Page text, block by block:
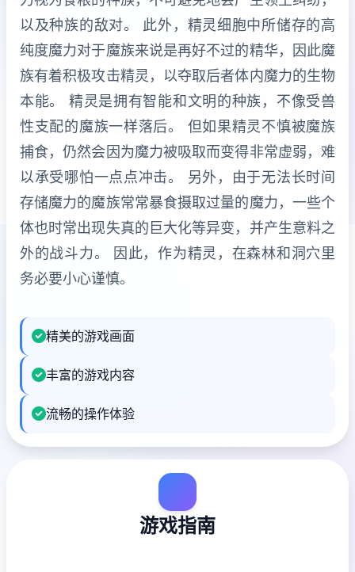
以及种族的敌对。 此外，精灵细胞中所储存的高
纯度魔力对于魔族来说是再好不过的精华，因此魔
族有着积极攻击精灵，以夺取后者体内魔力的生物
本能。 精灵是拥有智能和文明的种族，不像受兽
性支配的魔族一样落后。 但如果精灵不慎被魔族
捕食，仍然会因为魔力被吸取而变得非常虚弱，难
以承受哪怕一点点冲击。 另外，由于无法长时间
存储魔力的魔族常常暴食摄取过量的魔力，一些个
体也时常出现失真的巨大化等异变，并产生意料之
外的战斗力。 因此，作为精灵，在森林和洞穴里
务必要小心谨慎。
精美的游戏画面
丰富的游戏内容
流畅的操作体验
游戏指南